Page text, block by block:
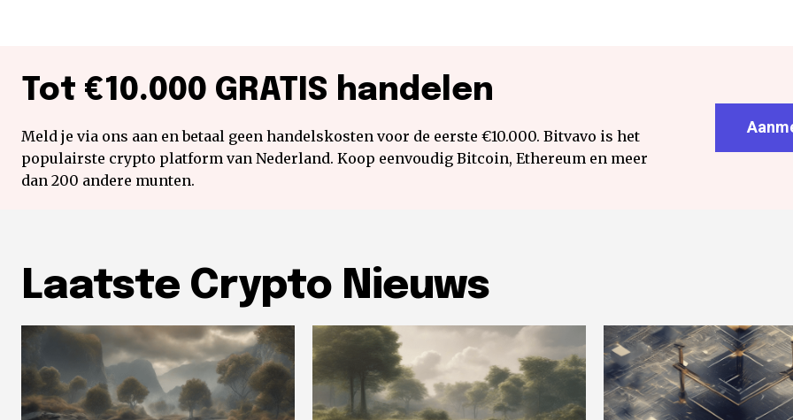
Tot €10.000 GRATIS handelen
Meld je via ons aan en betaal geen handelskosten voor de eerste €10.000. Bitvavo is het
populairste crypto platform van Nederland. Koop eenvoudig Bitcoin, Ethereum en meer
dan 200 andere munten.
Laatste Crypto Nieuws